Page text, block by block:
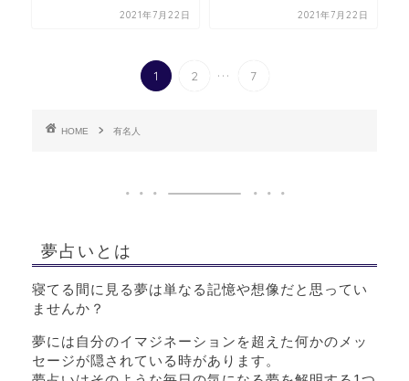
2021年7月22日 2021年7月22日
1 2 ... 7
HOME 有名人
夢占いとは
寝てる間に見る夢は単なる記憶や想像だと思ってい
ませんか？
夢には自分のイマジネーションを超えた何かのメッ
セージが隠されている時があります。